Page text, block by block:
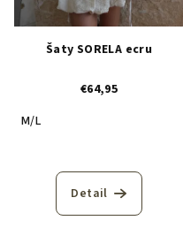
u
Šaty SORELA ecru
€64,95
M/L
Detail